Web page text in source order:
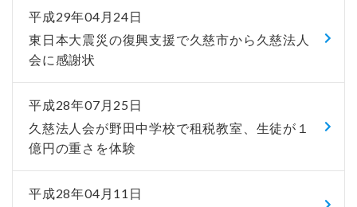
平成29年04月24日
東日本大震災の復興支援で久慈市から久慈法人
会に感謝状
平成28年07月25日
久慈法人会が野田中学校で租税教室、生徒が１
億円の重さを体験
平成28年04月11日